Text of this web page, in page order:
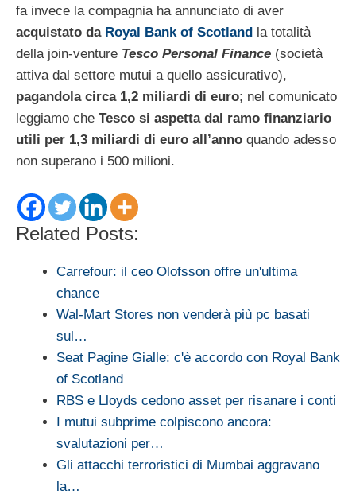
fa invece la compagnia ha annunciato di aver
acquistato da Royal Bank of Scotland la totalità
della join-venture Tesco Personal Finance (società
attiva dal settore mutui a quello assicurativo),
pagandola circa 1,2 miliardi di euro; nel comunicato
leggiamo che Tesco si aspetta dal ramo finanziario
utili per 1,3 miliardi di euro all’anno quando adesso
non superano i 500 milioni.
Related Posts:
Carrefour: il ceo Olofsson offre un'ultima
chance
Wal-Mart Stores non venderà più pc basati
sul…
Seat Pagine Gialle: c'è accordo con Royal Bank
of Scotland
RBS e Lloyds cedono asset per risanare i conti
I mutui subprime colpiscono ancora:
svalutazioni per…
Gli attacchi terroristici di Mumbai aggravano
la…